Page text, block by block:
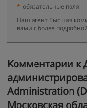
* обязательные поля
Наш агент Высшая
вами с более
Kомментарии к
Administration
Московская